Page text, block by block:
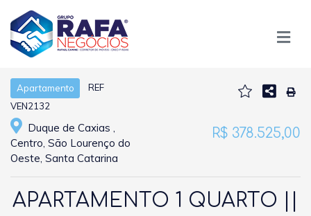
Apartamento
REF
VEN2132
Duque de Caxias ,
Centro, São Lourenço do
Oeste, Santa Catarina
R$ 378.525,00
APARTAMENTO 1 QUARTO ||